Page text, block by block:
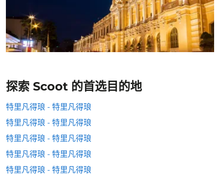
探索 Scoot 的首选目的地
特里凡得琅 - 特里凡得琅
特里凡得琅 - 特里凡得琅
特里凡得琅 - 特里凡得琅
特里凡得琅 - 特里凡得琅
特里凡得琅 - 特里凡得琅